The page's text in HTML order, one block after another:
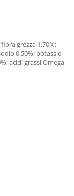
grezza 1,70%;
0,50%; potassio
acidi grassi Omega-